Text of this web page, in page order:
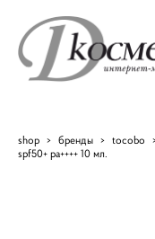
shop > бренды > tocobo
spf50+ pa++++ 10 мл.